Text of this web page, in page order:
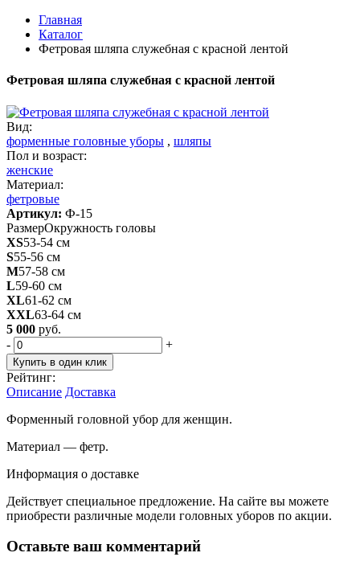
Главная
Каталог
Фетровая шляпа служебная с красной лентой
Фетровая шляпа служебная с красной лентой
Вид:
форменные головные уборы , шляпы
Пол и возраст:
женские
Материал:
фетровые
Артикул: Ф-15
РазмерОкружность головы
XS53-54 см
S55-56 см
M57-58 см
L59-60 см
XL61-62 см
XXL63-64 см
5 000 руб.
-
+
Купить в один клик
Рейтинг:
Описание Доставка
Форменный головной убор для женщин.
Материал — фетр.
Информация о доставке
Действует специальное предложение. На сайте вы можете
приобрести различные модели головных уборов по акции.
Оставьте ваш комментарий